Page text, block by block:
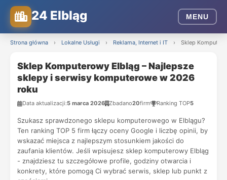
24 Elbląg MENU
Strona główna › Lokalne Usługi › Reklama, Internet i IT › Sklep
Sklep Komputerowy Elbląg – Najlepsze
sklepy i serwisy komputerowe w 2026
roku
Data aktualizacji:5 marca 2026 Zbadano20firm Ranking TOP5
Szukasz sprawdzonego sklepu komputerowego w Elblągu?
Ten ranking TOP 5 firm łączy oceny Google i liczbę opinii, by
wskazać miejsca z najlepszym stosunkiem jakości do
zaufania klientów. Jeśli wpisujesz sklep komputerowy Elbląg
- znajdziesz tu szczegółowe profile, godziny otwarcia i
konkrety, które pomogą Ci wybrać serwis, sklep lub punkt z